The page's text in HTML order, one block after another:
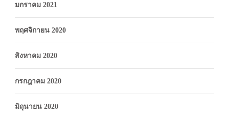
มกราคม 2021
พฤศจิกายน 2020
สิงหาคม 2020
กรกฎาคม 2020
มิถุนายน 2020